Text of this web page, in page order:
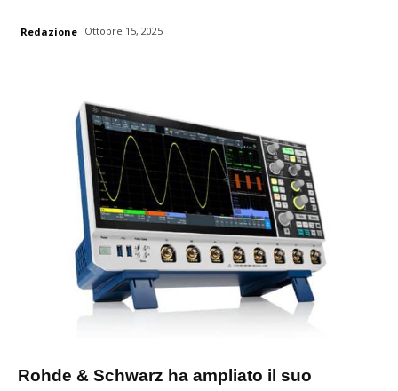
Redazione Ottobre 15, 2025
Rohde & Schwarz ha ampliato il suo